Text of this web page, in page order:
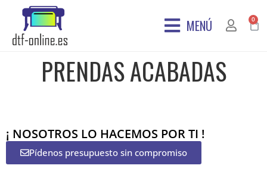
MENÚ 0
PRENDAS ACABADAS
¡ NOSOTROS LO HACEMOS POR TI !
Pídenos presupuesto sin compromiso